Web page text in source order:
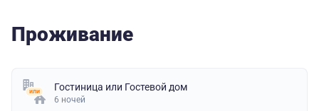
Проживание
Гостиница или Гостевой дом
6 ночей